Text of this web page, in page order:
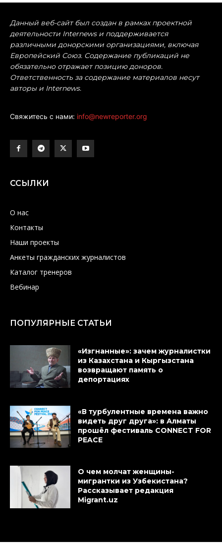
Данный веб-сайт был создан в рамках проектной
деятельности Internews и поддерживается
различными донорскими организациями, включая
Европейский Союз. Содержание публикаций не
обязательно отражает позицию доноров.
Ответственность за содержание материалов несут
авторы и Internews.
Свяжитесь с нами: info@newreporter.org
ССЫЛКИ
О нас
Контакты
Наши проекты
Анкеты гражданских журналистов
Каталог тренеров
Вебинар
ПОПУЛЯРНЫЕ СТАТЬИ
«Изгнанные»: зачем журналистки
из Казахстана и Кыргызстана
возвращают память о
депортациях
«В турбулентные времена важно
видеть друг друга»: в Алматы
прошёл фестиваль CONNECT FOR
PEACE
О чем молчат женщины-
мигрантки из Узбекистана?
Рассказывает редакция
Migrant.uz